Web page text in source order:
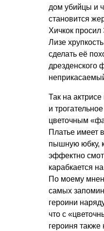
дом убийцы и
становится
Хичкок
Лизе
сделать её
дрезденского
Так на
и
цветочным
Платье имеет
пышную юбку,
эффектно
карабкается
По моему
самых
героини
что с
героиня